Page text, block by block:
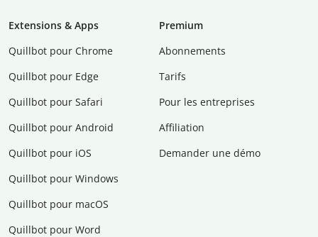
Extensions & Apps
Quillbot pour Chrome
Quillbot pour Edge
Quillbot pour Safari
Quillbot pour Android
Quillbot pour iOS
Quillbot pour Windows
Quillbot pour macOS
Quillbot pour Word
Premium
Abonnements
Tarifs
Pour les entreprises
Affiliation
Demander une démo